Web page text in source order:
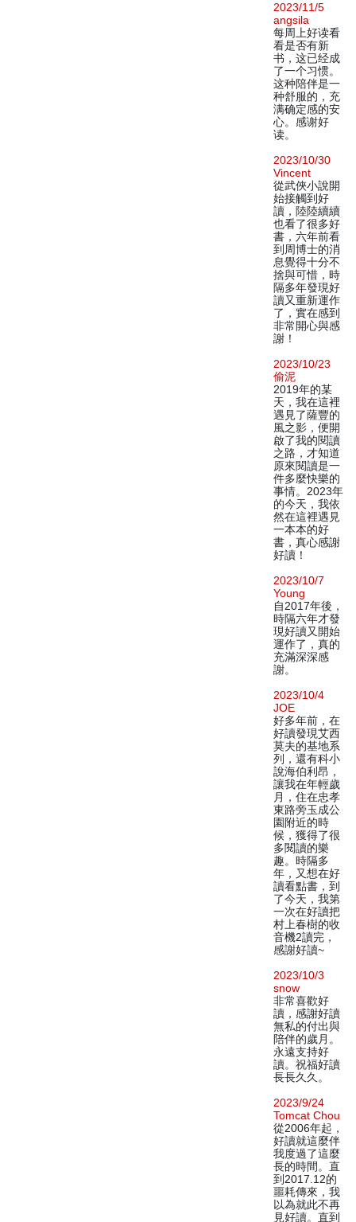
2023/11/5
angsila
每周上好读看
看是否有新
书，这已经成
了一个习惯。
这种陪伴是一
种舒服的，充
满确定感的安
心。感谢好
读。
2023/10/30
Vincent
從武俠小說開
始接觸到好
讀，陸陸續續
也看了很多好
書，六年前看
到周博士的消
息覺得十分不
捨與可惜，時
隔多年發現好
讀又重新運作
了，實在感到
非常開心與感
謝！
2023/10/23
偷泥
2019年的某
天，我在這裡
遇見了薩豐的
風之影，便開
啟了我的閱讀
之路，才知道
原來閱讀是一
件多麼快樂的
事情。2023年
的今天，我依
然在這裡遇見
一本本的好
書，真心感謝
好讀！
2023/10/7
Young
自2017年後，
時隔六年才發
現好讀又開始
運作了，真的
充滿深深感
謝。
2023/10/4
JOE
好多年前，在
好讀發現艾西
莫夫的基地系
列，還有科小
說海伯利昂，
讓我在年輕歲
月，住在忠孝
東路旁玉成公
園附近的時
候，獲得了很
多閱讀的樂
趣。時隔多
年，又想在好
讀看點書，到
了今天，我第
一次在好讀把
村上春樹的收
音機2讀完，
感謝好讀~
2023/10/3
snow
非常喜歡好
讀，感謝好讀
無私的付出與
陪伴的歲月。
永遠支持好
讀。祝福好讀
長長久久。
2023/9/24
Tomcat Chou
從2006年起，
好讀就這麼伴
我度過了這麼
長的時間。直
到2017.12的
噩耗傳來，我
以為就此不再
見好讀。直到